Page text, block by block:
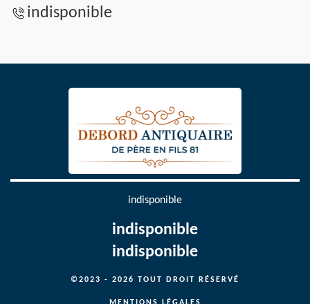
indisponible
indisponible
indisponible
indisponible
©2023 - 2026 TOUT DROIT RÉSERVÉ